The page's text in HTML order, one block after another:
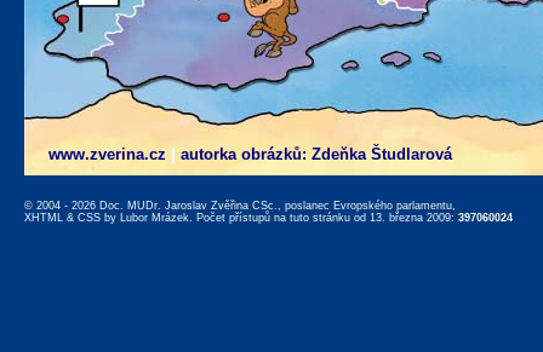
www.zverina.cz autorka obrázků: Zdeňka Študlarová
© 2004 - 2026 Doc. MUDr. Jaroslav Zvěřina CSc., poslanec Evropského parlamentu,
XHTML & CSS by Lubor Mrázek. Počet přístupů na tuto stránku od 13. března 2009: 397060024